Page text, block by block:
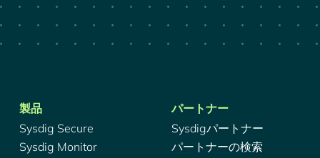
製品
Sysdig Secure
Sysdig Monitor
パートナー
Sysdigパートナー
パートナーの検索